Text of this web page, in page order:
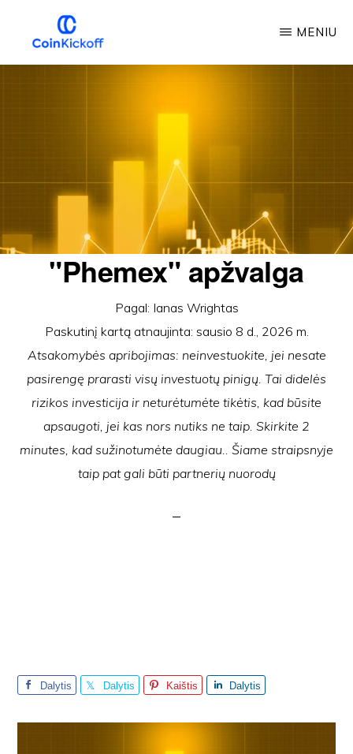
pagrindinio
COIN
MENIU
"Phemex" apžvalga
Pagal: Ianas Wrightas
Paskutinį kartą atnaujinta: sausio 8 d., 2026 m.
Atsakomybės apribojimas: neinvestuokite, jei nesate
pasirengę prarasti visų investuotų pinigų. Tai didelės
rizikos investicija ir neturėtumėte tikėtis, kad būsite
apsaugoti, jei kas nors nutiks ne taip. Skirkite 2
minutes, kad sužinotumėte daugiau.. Šiame straipsnyje
taip pat gali būti partnerių nuorodų
Dalytis Dalytis Kaištis Dalytis